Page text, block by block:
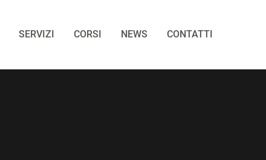
SERVIZI CORSI NEWS CONTATTI